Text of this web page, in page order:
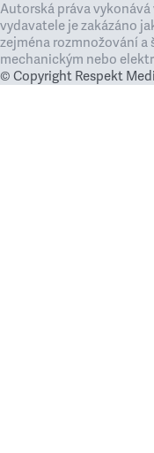
Autorská práva
vydavatele je zakázáno
zejména rozmnožování a
mechanickým nebo
© Copyright Respekt